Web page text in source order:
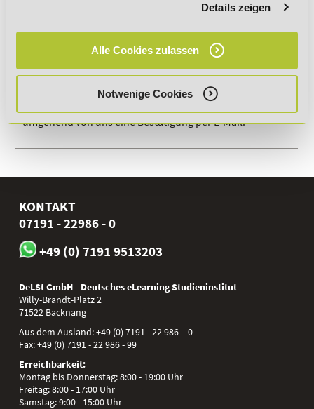
Details zeigen
Alle Cookies zulassen
Notwenige Cookies
Jetzt Infos anfordern
umgehend von uns eine Bestätigung per E-Mail.
KONTAKT
07191 - 22986 - 0
+49 (0) 7191 9513203
DeLSt GmbH - Deutsches eLearning Studieninstitut
Willy-Brandt-Platz 2
71522 Backnang
Aus dem Ausland:+49 (0) 7191 - 22 986 – 0
Fax:+49 (0) 7191 - 22 986 - 99
Erreichbarkeit:
Montag bis Donnerstag: 8:00 - 19:00 Uhr
Freitag: 8:00 - 17:00 Uhr
Samstag: 9:00 - 15:00 Uhr